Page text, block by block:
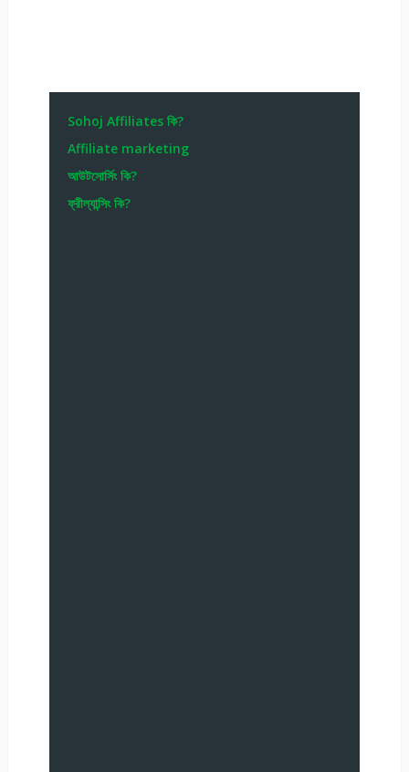
Sohoj Affiliates কি?
Affiliate marketing
আউটসোর্সিং কি?
ফ্রীল্যান্সিং কি?